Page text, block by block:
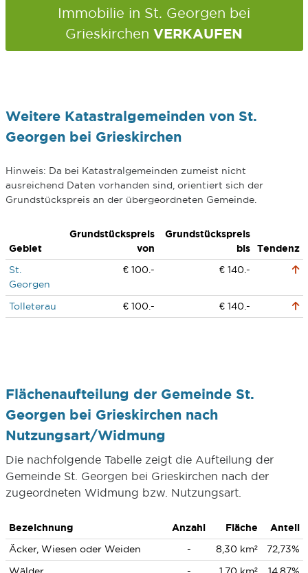
Immobilie in St. Georgen bei
Grieskirchen VERKAUFEN
Weitere Katastralgemeinden von St.
Georgen bei Grieskirchen
Hinweis: Da bei Katastralgemeinden zumeist nicht
ausreichend Daten vorhanden sind, orientiert sich der
Grundstückspreis an der übergeordneten Gemeinde.
Gebiet
Grundstückspreis
von
Grundstückspreis
bis
Tendenz
St.
Georgen
€ 100.- € 140.-
Tolleterau € 100.- € 140.-
Flächenaufteilung der Gemeinde St.
Georgen bei Grieskirchen nach
Nutzungsart/Widmung
Die nachfolgende Tabelle zeigt die Aufteilung der
Gemeinde St. Georgen bei Grieskirchen nach der
zugeordneten Widmung bzw. Nutzungsart.
Bezeichnung Anzahl Fläche
Anteil
Äcker, Wiesen oder Weiden
- 8,30 km²
72,73%